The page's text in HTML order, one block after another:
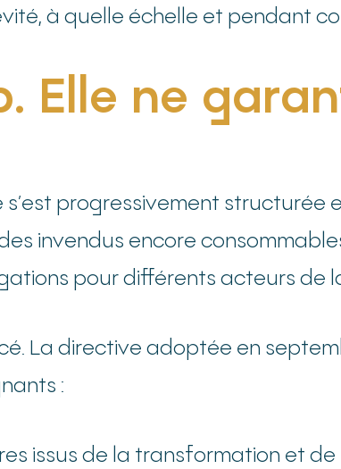
à quelle échelle et pendant
Elle ne
progressivement structurée
invendus encore
pour différents acteurs de
La directive adoptée en
:
issus de la transformation et